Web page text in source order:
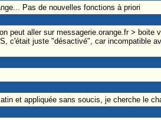
Pas de nouvelles fonctions à priori
peut aller sur messagerie.orange.fr > boite
c'était juste "désactivé", car incompatible
et appliquée sans soucis, je cherche le